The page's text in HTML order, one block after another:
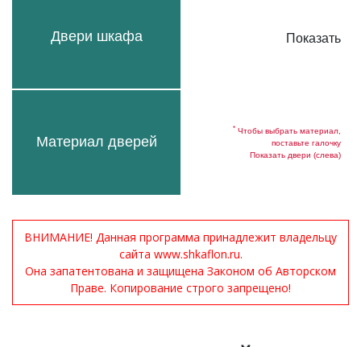
Двери шкафа
Материал дверей
Показать
* Чтобы выбрать материал,
поставьте галочку
Показать двери (слева)
ВНИМАНИЕ! Данная программа принадлежит владельцу
сайта www.shkaflon.ru.
Она запатентована и защищена Законом об Авторском
Праве. Копирование строго запрещено!